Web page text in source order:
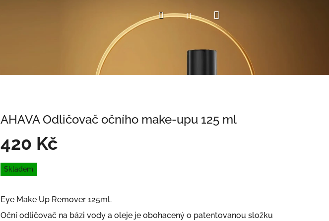
HledatPřihlášeníNákupní
košík
AHAVA Odličovač očního make-upu 125 ml
420 Kč
Měrná
cena:
Skladem
Eye Make Up Remover 125ml.
Oční odličovač na bázi vody a oleje je obohacený o patentovanou složku